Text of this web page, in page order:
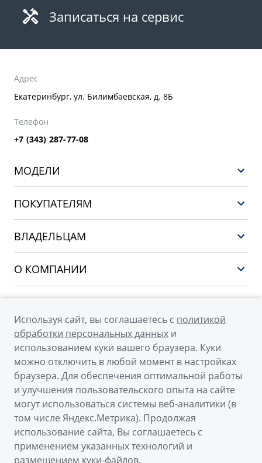
Записаться на сервис
Адрес
Екатеринбург, ул. Билимбаевская, д. 8Б
Телефон
+7 (343) 287-77-08
МОДЕЛИ
EX5
PREFACE
CITYRAY
ATLAS
OKAVANGO
MONJARO
ПОКУПАТЕЛЯМ
ВЛАДЕЛЬЦАМ
О КОМПАНИИ
Новости
Наша команда
Правовая информация
Контакты
Мы в соцсетях
© 2026
Официальный сайт Geely в России
Политика обработки персональных данных
Правовая информация
Используя сайт, вы соглашаетесь с политикой
обработки персональных данных и
использованием куки вашего браузера. Куки
можно отключить в любой момент в настройках
браузера. Для обеспечения оптимальной работы
и улучшения пользовательского опыта на сайте
могут использоваться системы веб-аналитики (в
том числе Яндекс.Метрика). Продолжая
использование сайта, Вы соглашаетесь с
применением указанных технологий и
размещением куки-файлов.